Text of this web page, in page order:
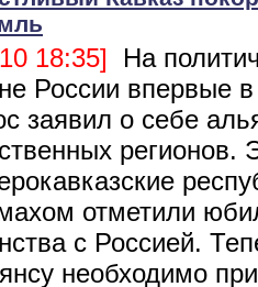
18:35] На
России впервые
заявил о себе
регионов.
отметили
с Россией.
необходимо